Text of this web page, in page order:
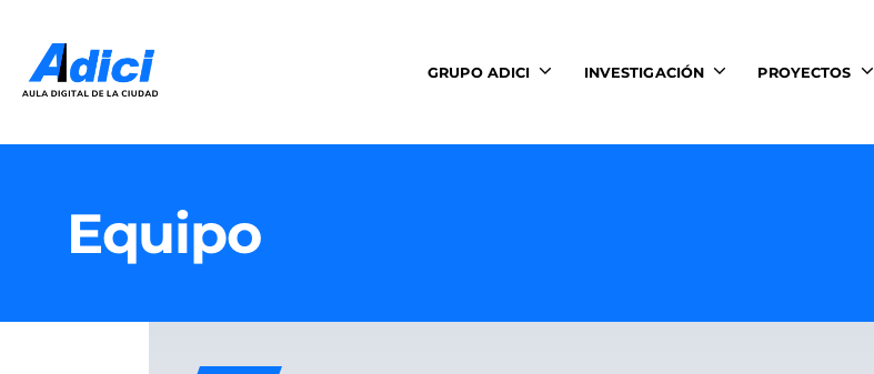
GRUPO ADICI INVESTIGACIÓN PROYECTOS
Equipo